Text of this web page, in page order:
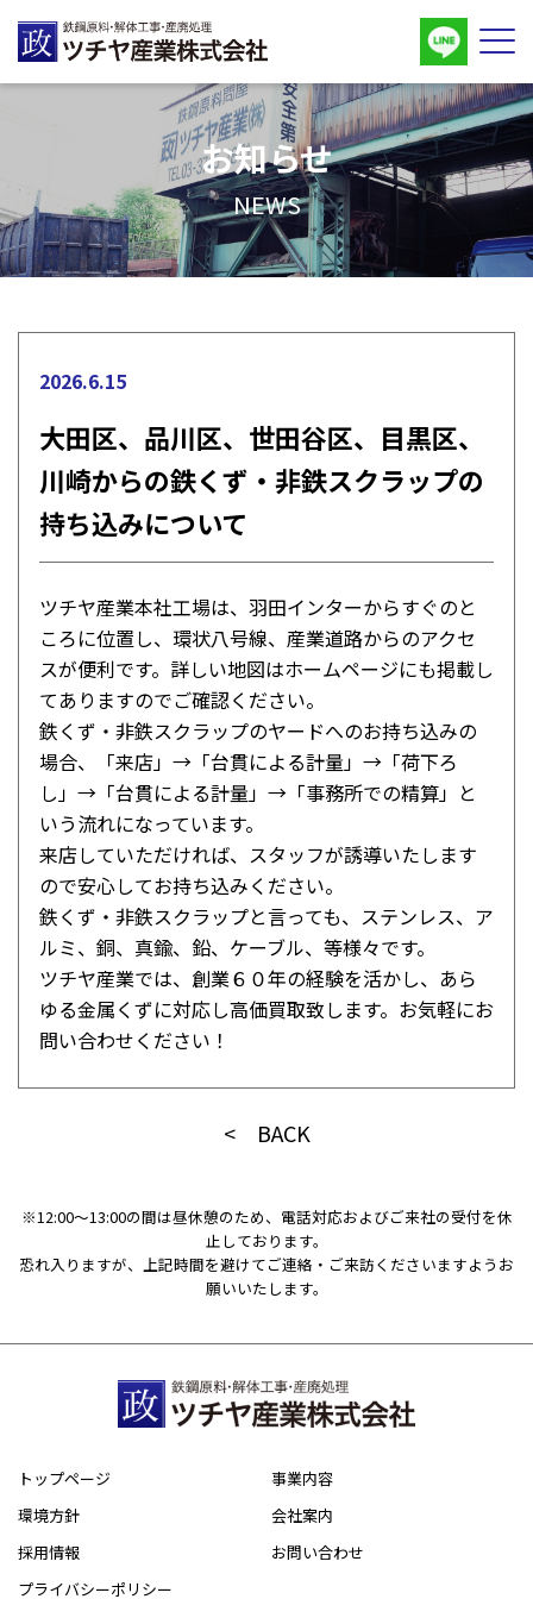
お知らせ
NEWS
2026.6.15
大田区、品川区、世田谷区、目黒区、
川崎からの鉄くず・非鉄スクラップの
持ち込みについて
ツチヤ産業本社工場は、羽田インターからすぐのと
ころに位置し、環状八号線、産業道路からのアクセ
スが便利です。詳しい地図はホームページにも掲載し
てありますのでご確認ください。
鉄くず・非鉄スクラップのヤードへのお持ち込みの
場合、「来店」→「台貫による計量」→「荷下ろ
し」→「台貫による計量」→「事務所での精算」と
いう流れになっています。
来店していただければ、スタッフが誘導いたします
ので安心してお持ち込みください。
鉄くず・非鉄スクラップと言っても、ステンレス、ア
ルミ、銅、真鍮、鉛、ケーブル、等様々です。
ツチヤ産業では、創業６０年の経験を活かし、あら
ゆる金属くずに対応し高価買取致します。お気軽にお
問い合わせください！
< BACK
※12:00〜13:00の間は昼休憩のため、電話対応およびご来社の受付を休
止しております。
恐れ入りますが、上記時間を避けてご連絡・ご来訪くださいますようお
願いいたします。
トップページ
事業内容
環境方針
会社案内
採用情報
お問い合わせ
プライバシーポリシー